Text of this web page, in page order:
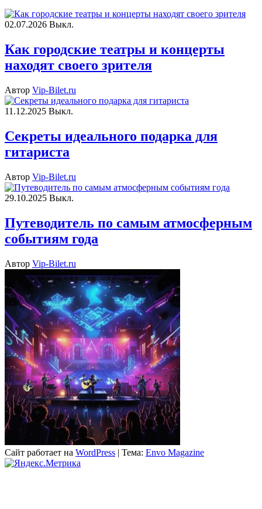
02.07.2026 Выкл.
Как городские театры и концерты
находят своего зрителя
Автор Vip-Bilet.ru
11.12.2025 Выкл.
Секреты идеального подарка для
гитариста
Автор Vip-Bilet.ru
29.10.2025 Выкл.
Путеводитель по самым атмосферным
событиям года
Автор Vip-Bilet.ru
Сайт работает на WordPress | Тема: Envo Magazine